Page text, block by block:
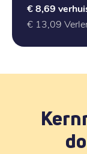
€ 8,69
€ 13,09